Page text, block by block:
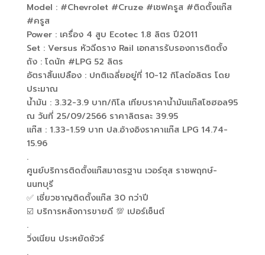
Model : #Chevrolet #Cruze #เชฟครูส #ติดตั้งแก๊ส
#ครูส
Power : เครื่อง 4 สูบ Ecotec 1.8 ลิตร ปี2011
Set : Versus หัวฉีดราง Rail เอกสารรับรองการติดตั้ง
ถัง : โดนัท #LPG52 ลิตร
อัตราสิ้นเปลือง : ปกติเฉลี่ยอยู่ที่ 10-12 กิโลต่อลิตร โดย
ประมาณ
น้ำมัน : 3.32-3.9 บาท/กิโล เทียบราคาน้ำมันแก๊สโซฮอล95
ณ วันที่ 25/09/2566 ราคาลิตรละ 39.95
แก๊ส : 1.33-1.59 บาท ปล.อ้างอิงราคาแก๊ส LPG 14.74-
15.96
.
ศูนย์บริการติดตั้งแก๊สมาตรฐาน เวอร์ซุส ราชพฤกษ์-
นนทบุรี
✅เชี่ยวชาญติดตั้งแก๊ส 30 กว่าปี
☑️ บริการหลังการขายดี 💯 เปอร์เซ็นต์
.
วิ่งเนียน ประหยัดชัวร์
.